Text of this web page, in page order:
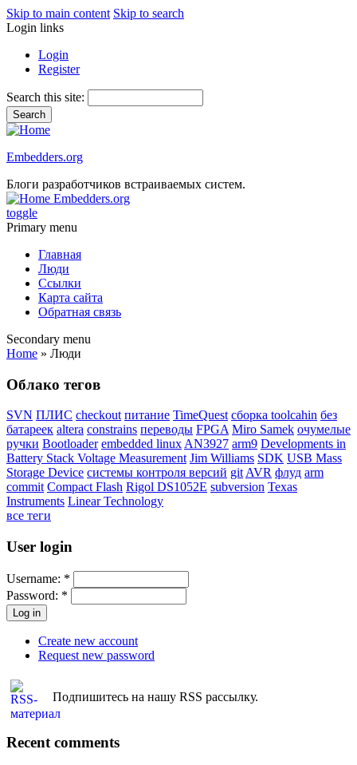
Skip to main content Skip to search
Login links
Login
Register
Search this site:
Embedders.org
Блоги разработчиков встраиваемых систем.
Embedders.org
toggle
Primary menu
Главная
Люди
Ссылки
Карта сайта
Обратная связь
Secondary menu
Home » Люди
Облако тегов
SVN ПЛИС checkout питание TimeQuest сборка toolcahin без
батареек altera constrains переводы FPGA Miro Samek очумелые
ручки Bootloader embedded linuxAN3927 arm9 Developments in
Battery Stack Voltage Measurement Jim Williams SDK USB Mass
Storage Device системы контроля версий gitAVR флуд arm
commit Compact Flash Rigol DS1052E subversion Texas
Instruments Linear Technology
все теги
User login
Username: *
Password: *
Create new account
Request new password
Подпишитесь на нашу RSS рассылку.
Recent comments